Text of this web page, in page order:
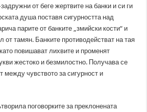
от беге жертвите на банки и си ги
душа поставя сигурността над
парите от банките „змийски кости“ и
от тамян. Банките противодействат на тая
повишават лихвите и променят
жестоко и безмилостно. Получава се
чувството за сигурност и
поговорките за преклонената